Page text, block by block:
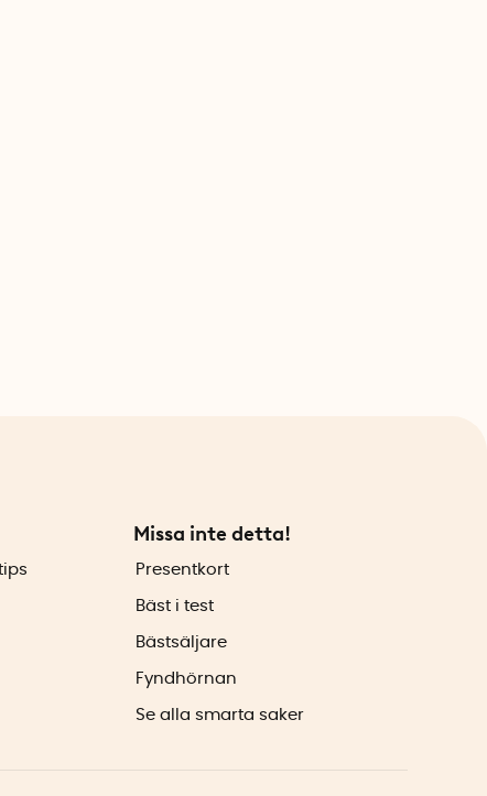
Missa inte detta!
Presentkort
Bäst i test
Bästsäljare
Fyndhörnan
Se alla smarta saker